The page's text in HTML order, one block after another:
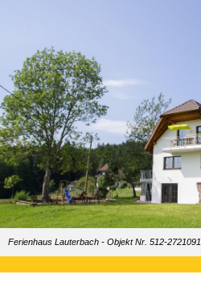
Ferienhaus Lauterbach - Objekt Nr. 512-2721091